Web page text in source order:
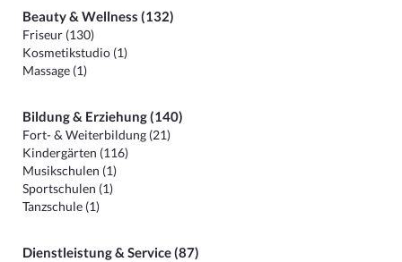
Beauty & Wellness (132)
Friseur (130)
Kosmetikstudio (1)
Massage (1)
Bildung & Erziehung (140)
Fort- & Weiterbildung (21)
Kindergärten (116)
Musikschulen (1)
Sportschulen (1)
Tanzschule (1)
Dienstleistung & Service (87)